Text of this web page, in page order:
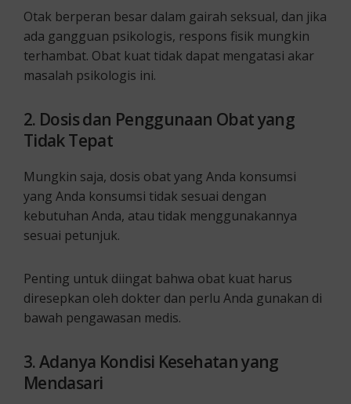
Otak berperan besar dalam gairah seksual, dan jika
ada gangguan psikologis, respons fisik mungkin
terhambat. Obat kuat tidak dapat mengatasi akar
masalah psikologis ini.
2. Dosis dan Penggunaan Obat yang
Tidak Tepat
Mungkin saja, dosis obat yang Anda konsumsi
yang Anda konsumsi tidak sesuai dengan
kebutuhan Anda, atau tidak menggunakannya
sesuai petunjuk.
Penting untuk diingat bahwa obat kuat harus
diresepkan oleh dokter dan perlu Anda gunakan di
bawah pengawasan medis.
3. Adanya Kondisi Kesehatan yang
Mendasari